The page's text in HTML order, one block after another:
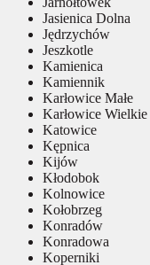
Jasienica Dolna
Jędrzychów
Jeszkotle
Kamienica
Kamiennik
Karłowice Małe
Karłowice Wielkie
Katowice
Kępnica
Kijów
Kłodobok
Kolnowice
Kołobrzeg
Konradów
Konradowa
Koperniki